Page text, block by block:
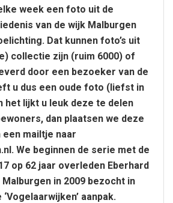
week een foto uit de
van de wijk Malburgen
Dat kunnen foto’s uit
collectie zijn (ruim 6000) of
door een bezoeker van de
u dus een oude foto (liefst in
het lijkt u leuk deze te delen
dan plaatsen we deze
een mailtje naar
We beginnen de serie met de
op 62 jaar overleden Eberhard
in 2009 bezocht in
aanpak.